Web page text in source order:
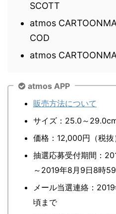
SCOTT
atmos
COD
atmos
atmos APP
販売方法について
サイズ：25.0～
価格：12,000円（税抜
抽選応募受付期間：
～2019年8月9日8時
メール当選連絡：
頃まで